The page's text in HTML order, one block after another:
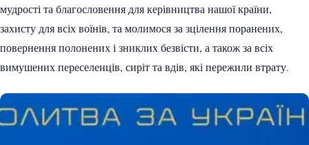
мудрості та благословення для керівництва нашої країни,
захисту для всіх воїнів, та молимося за зцілення поранених,
повернення полонених і зниклих безвісти, а також за всіх
вимушених переселенців, сиріт та вдів, які пережили втрату.